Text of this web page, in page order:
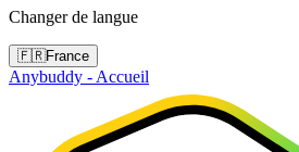
Changer de langue
🇫🇷France
Anybuddy - Accueil